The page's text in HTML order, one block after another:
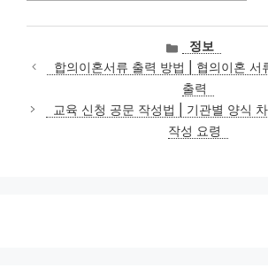
카
테
고
리
정보
합의이혼서류 출력 방법 | 협의이혼 서
출력
교육 신청 공문 작성법 | 기관별 양식
작성 요령